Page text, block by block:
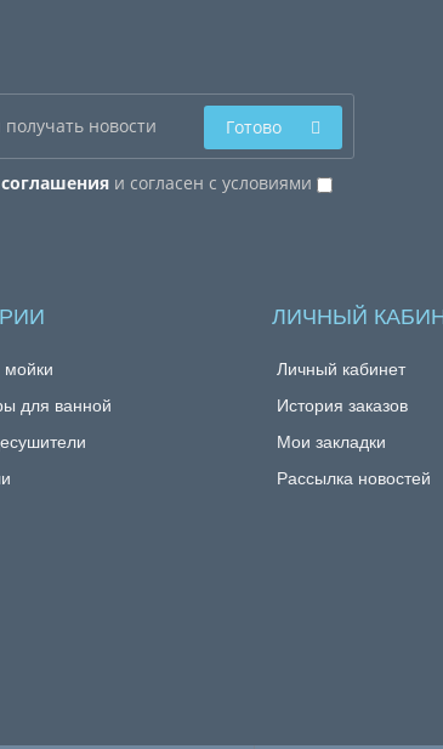
и согласен с условиями
Готово
мойки
для ванной
ЛИЧНЫЙ
Личный кабинет
История заказов
Мои закладки
Рассылка новостей